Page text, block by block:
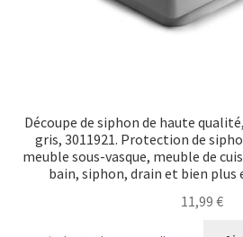
Découpe de siphon de haute
gris, 3011921. Protection de
meuble sous-vasque, meuble de
bain, siphon, drain et bien plus
11,99 €